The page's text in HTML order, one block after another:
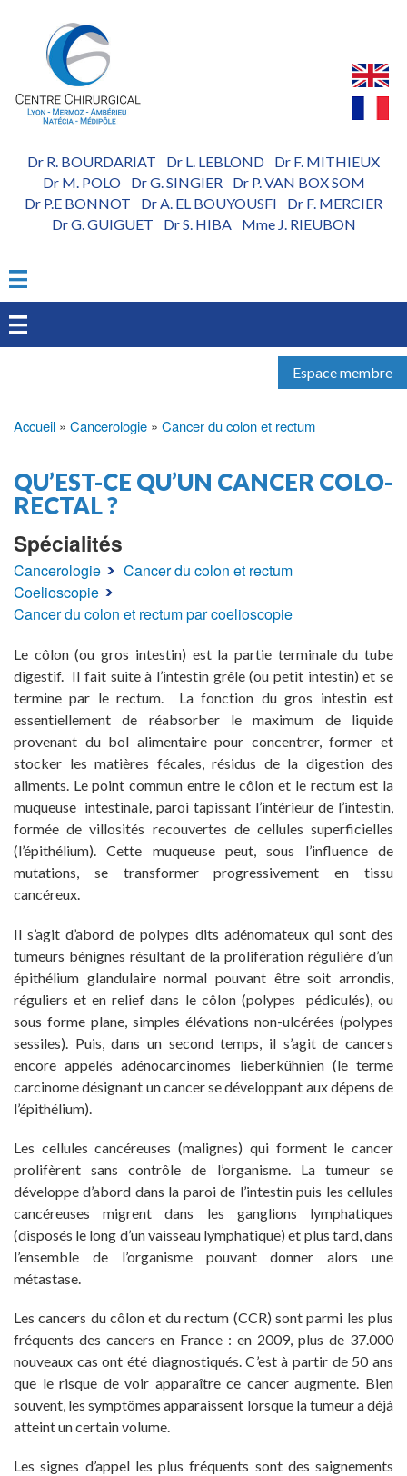
Dr R. BOURDARIAT Dr L. LEBLOND
Dr F. MITHIEUX
Dr M. POLO- Dr G. SINGIER- Dr P. VAN BOX SOM
Dr P.E BONNOT
Dr A. EL BOUYOUSFI
Dr F. MERCIER
Dr G. GUIGUET
Dr S. HIBA- Mme J. RIEUBON
Espace membre
d'Ariane
Accueil Cancerologie Cancer du colon et rectum
QU’EST-CE QU’UN CANCER COLO-
RECTAL ?
Spécialités
Cancerologie
Cancer du colon et rectum
Coelioscopie
Cancer du colon et rectum par coelioscopie
Le côlon (ou gros intestin) est la partie terminale du tube
digestif. Il fait suite à l’intestin grêle (ou petit intestin) et se
termine par le rectum. La fonction du gros intestin est
essentiellement de réabsorber le maximum de liquide
provenant du bol alimentaire pour concentrer, former et
stocker les matières fécales, résidus de la digestion des
aliments. Le point commun entre le côlon et le rectum est la
muqueuse intestinale, paroi tapissant l’intérieur de l’intestin,
formée de villosités recouvertes de cellules superficielles
(l’épithélium). Cette muqueuse peut, sous l’influence de
mutations, se transformer progressivement en tissu
cancéreux.
Il s’agit d’abord de polypes dits adénomateux qui sont des
tumeurs bénignes résultant de la prolifération régulière d’un
épithélium glandulaire normal pouvant être soit arrondis,
réguliers et en relief dans le côlon (polypes pédiculés), ou
sous forme plane, simples élévations non-ulcérées (polypes
sessiles). Puis, dans un second temps, il s’agit de cancers
encore appelés adénocarcinomes lieberkühnien (le terme
carcinome désignant un cancer se développant aux dépens de
l’épithélium).
Les cellules cancéreuses (malignes) qui forment le cancer
prolifèrent sans contrôle de l’organisme. La tumeur se
développe d’abord dans la paroi de l’intestin puis les cellules
cancéreuses migrent dans les ganglions lymphatiques
(disposés le long d’un vaisseau lymphatique) et plus tard, dans
l’ensemble de l’organisme pouvant donner alors une
métastase.
Les cancers du côlon et du rectum (CCR) sont parmi les plus
fréquents des cancers en France : en 2009, plus de 37.000
nouveaux cas ont été diagnostiqués. C’est à partir de 50 ans
que le risque de voir apparaître ce cancer augmente. Bien
souvent, les symptômes apparaissent lorsque la tumeur a déjà
atteint un certain volume.
Les signes d’appel les plus fréquents sont des saignements